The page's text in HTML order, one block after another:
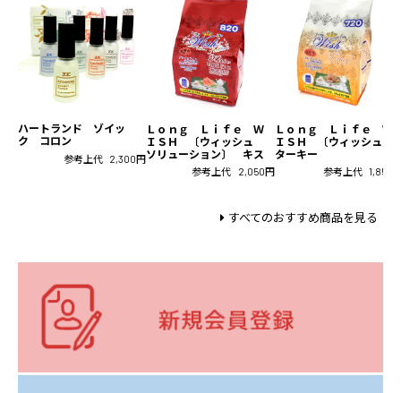
ハートランド ゾイッ
ク コロン
参考上代 2,300円
Ｌｏｎｇ Ｌｉｆｅ Ｗ
ＩＳＨ 〔ウィッシュ
ソリューション〕 キス
参考上代 2,050円
Ｌｏｎｇ Ｌｉｆｅ Ｗ
ＩＳＨ 〔ウィッシュ〕
ターキー
参考上代 1,850
すべてのおすすめ商品を見る